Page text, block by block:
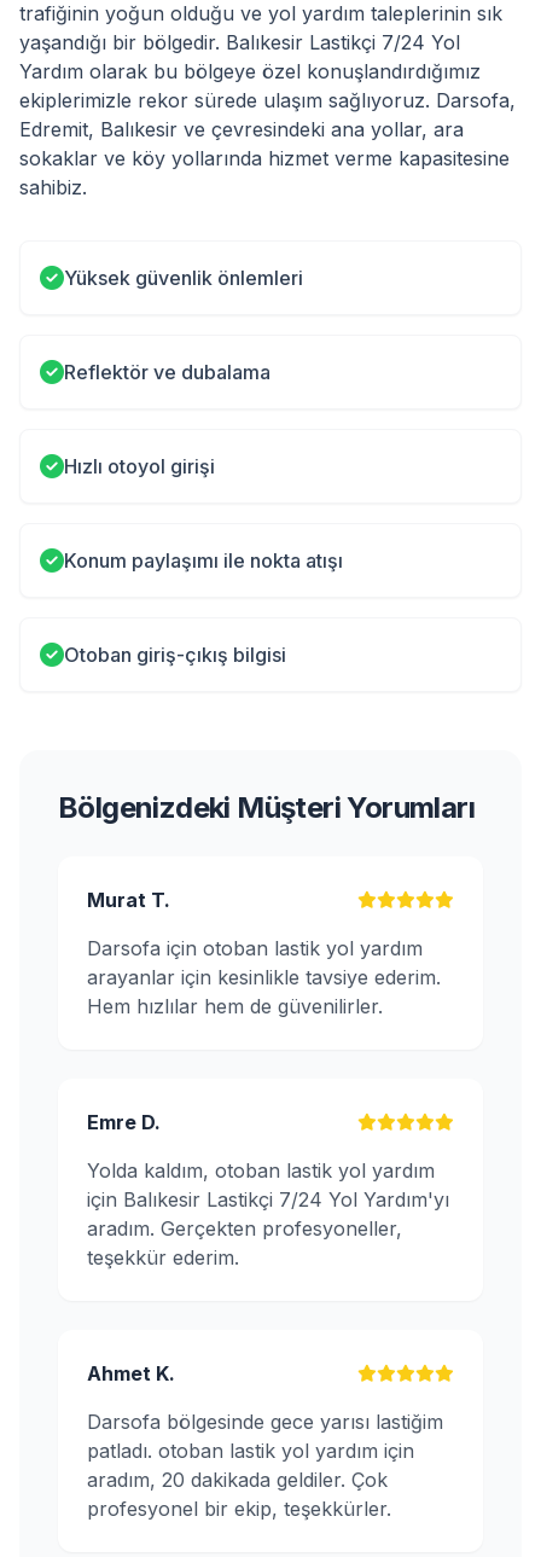
trafiğinin yoğun olduğu ve yol yardım taleplerinin sık
yaşandığı bir bölgedir. Balıkesir Lastikçi 7/24 Yol
Yardım olarak bu bölgeye özel konuşlandırdığımız
ekiplerimizle rekor sürede ulaşım sağlıyoruz. Darsofa,
Edremit, Balıkesir ve çevresindeki ana yollar, ara
sokaklar ve köy yollarında hizmet verme kapasitesine
sahibiz.
Yüksek güvenlik önlemleri
Reflektör ve dubalama
Hızlı otoyol girişi
Konum paylaşımı ile nokta atışı
Otoban giriş-çıkış bilgisi
Bölgenizdeki Müşteri Yorumları
Murat T.
Darsofa için otoban lastik yol yardım
arayanlar için kesinlikle tavsiye ederim.
Hem hızlılar hem de güvenilirler.
Emre D.
Yolda kaldım, otoban lastik yol yardım
için Balıkesir Lastikçi 7/24 Yol Yardım'yı
aradım. Gerçekten profesyoneller,
teşekkür ederim.
Ahmet K.
Darsofa bölgesinde gece yarısı lastiğim
patladı. otoban lastik yol yardım için
aradım, 20 dakikada geldiler. Çok
profesyonel bir ekip, teşekkürler.